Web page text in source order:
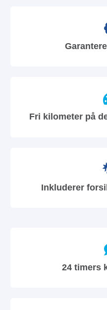
Fri kilometer på
Inkluderer
24 timers